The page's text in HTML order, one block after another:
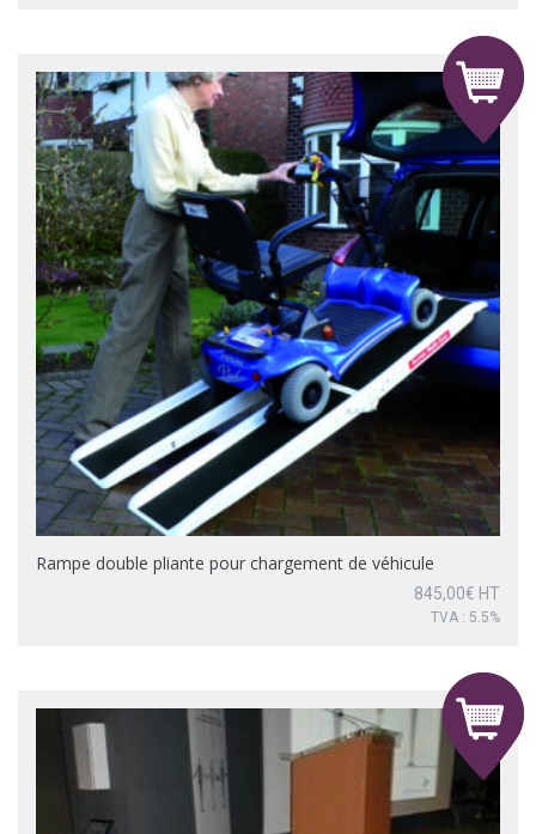
Rampe double pliante pour chargement de véhicule
845,00€ HT
TVA : 5.5%